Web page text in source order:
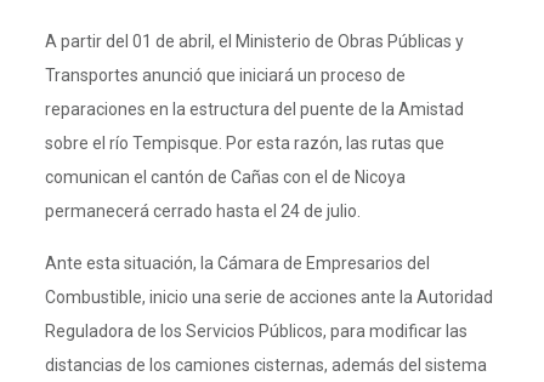
A partir del 01 de abril, el Ministerio de Obras Públicas y
Transportes anunció que iniciará un proceso de
reparaciones en la estructura del puente de la Amistad
sobre el río Tempisque. Por esta razón, las rutas que
comunican el cantón de Cañas con el de Nicoya
permanecerá cerrado hasta el 24 de julio.
Ante esta situación, la Cámara de Empresarios del
Combustible, inicio una serie de acciones ante la Autoridad
Reguladora de los Servicios Públicos, para modificar las
distancias de los camiones cisternas, además del sistema